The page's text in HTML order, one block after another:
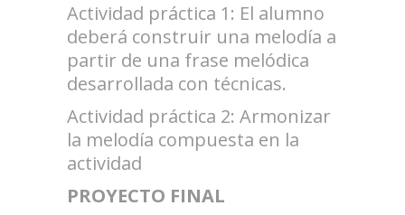
Actividad práctica 1: El alumno
deberá construir una melodía a
partir de una frase melódica
desarrollada con técnicas.
Actividad práctica 2: Armonizar
la melodía compuesta en la
actividad
PROYECTO FINAL